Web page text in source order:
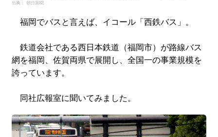
出典： 朝日新聞
福岡でバスと言えば、イコール「西鉄バス」。
鉄道会社である西日本鉄道（福岡市）が路線バス
網を福岡、佐賀両県で展開し、全国一の事業規模を
誇っています。
同社広報室に聞いてみました。